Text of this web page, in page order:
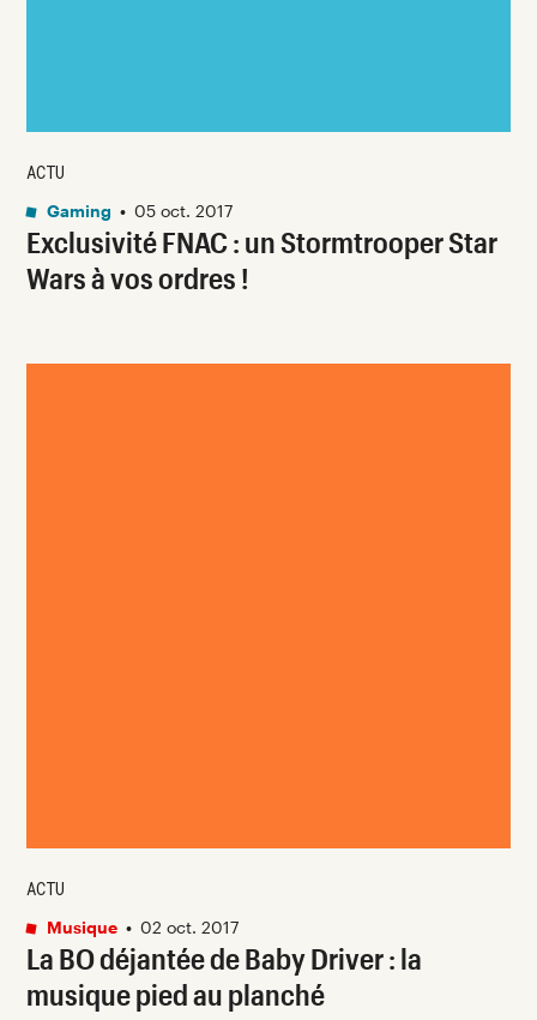
Exclusivité FNAC : un Stormtrooper Star
Wars à vos ordres !
ACTU
Gaming • 05 oct. 2017
La BO déjantée de Baby Driver : la
musique pied au planché
ACTU
Musique • 02 oct. 2017